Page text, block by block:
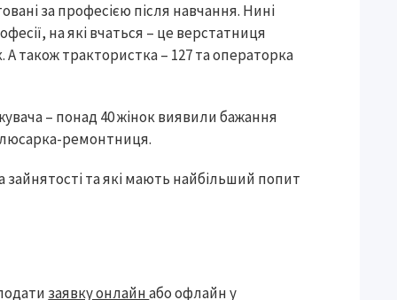
за професією після навчання. Нині
на які вчаться – це верстатниця
також трактористка – 127 та операторка
– понад 40 жінок виявили бажання
ремонтниця.
та які мають найбільший попит
заявку онлайнабо офлайн у